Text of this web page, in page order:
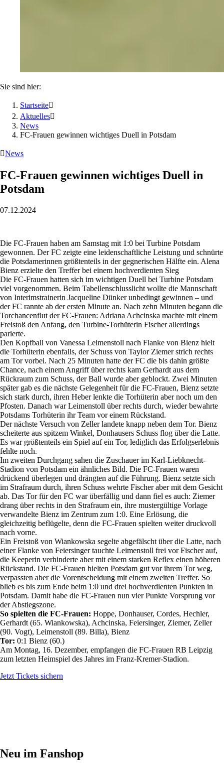
Sie sind hier:
Startseite
Aktuelles
News
FC-Frauen gewinnen wichtiges Duell in Potsdam
News
FC-Frauen gewinnen wichtiges Duell in
Potsdam
07.12.2024
Die FC-Frauen haben am Samstag mit 1:0 bei Turbine Potsdam
gewonnen. Der FC zeigte eine leidenschaftliche Leistung und schnürte
die Potsdamerinnen größtenteils in der gegnerischen Hälfte ein. Alena
Bienz erzielte den Treffer bei einem hochverdienten Sieg
Die FC-Frauen hatten sich im wichtigen Duell bei Turbine Potsdam
viel vorgenommen. Beim Tabellenschlusslicht wollte die Mannschaft
von Interimstrainerin Jacqueline Dünker unbedingt gewinnen – und
der FC rannte ab der ersten Minute an. Nach zehn Minuten begann die
Torchancenflut der FC-Frauen: Adriana Achcinska machte mit einem
Freistoß den Anfang, den Turbine-Torhüterin Fischer allerdings
parierte.
Den Kopfball von Vanessa Leimenstoll nach Flanke von Bienz hielt
die Torhüterin ebenfalls, der Schuss von Taylor Ziemer strich rechts
am Tor vorbei. Nach 25 Minuten hatte der FC die bis dahin größte
Chance, nach einem Angriff über rechts kam Gerhardt aus dem
Rückraum zum Schuss, der Ball wurde aber geblockt. Zwei Minuten
später gab es die nächste Gelegenheit für die FC-Frauen, Bienz setzte
sich stark durch, ihren Heber lenkte die Torhüterin aber noch um den
Pfosten. Danach war Leimenstoll über rechts durch, wieder bewahrte
Potsdams Torhüterin ihr Team vor einem Rückstand.
Der nächste Versuch von Zeller landete knapp neben dem Tor. Bienz
scheiterte aus spitzem Winkel, Donhausers Schuss flog über die Latte.
Es war größtenteils ein Spiel auf ein Tor, lediglich das Erfolgserlebnis
fehlte noch.
Im zweiten Durchgang sahen die Zuschauer im Karl-Liebknecht-
Stadion von Potsdam ein ähnliches Bild. Die FC-Frauen waren
drückend überlegen und drängten auf die Führung. Bienz setzte sich
im Strafraum durch, ihren Schuss wehrte Fischer aber mit dem Gesicht
ab. Das Tor für den FC war überfällig und dann fiel es auch: Ziemer
drang über rechts in den Strafraum ein, ihre mustergültige Vorlage
verwandelte Bienz im Zentrum zum 1:0. Eine Erlösung, die
gleichzeitig beflügelte, denn die FC-Frauen spielten weiter druckvoll
nach vorne.
Ein Freistoß von Wiankowska segelte abgefälscht über die Latte, nach
einer Flanke von Feiersinger tauchte Leimenstoll frei vor Fischer auf,
die Keeperin verhinderte aber mit einem starken Reflex einen höheren
Rückstand. Die FC-Frauen hielten Potsdam gut vor ihrem Tor weg,
verpassten aber die Vorentscheidung mit einem zweiten Treffer. So
blieb es bis zum Ende beim 1:0 und drei hochverdienten Punkten in
Potsdam. Damit habe die FC-Frauen nun vier Punkte Vorsprung vor
der Abstiegszone.
So spielten die FC-Frauen: Hoppe, Donhauser, Cordes, Hechler,
Gerhardt (65. Wiankowska), Achcinska, Feiersinger, Ziemer, Zeller
(90. Vogt), Leimenstoll (89. Billa), Bienz
Tor: 0:1 Bienz (60.)
Am Montag, 16. Dezember, empfangen die FC-Frauen RB Leipzig
zum letzten Heimspiel des Jahres im Franz-Kremer-Stadion.
Jetzt Tickets sichern
Neu im Fanshop